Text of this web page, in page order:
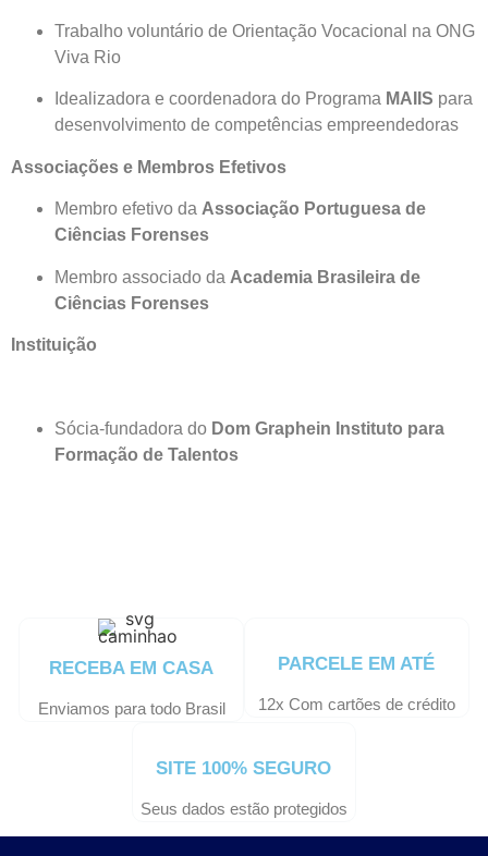
Trabalho voluntário de Orientação Vocacional na ONG
Viva Rio
Idealizadora e coordenadora do Programa MAIIS para
desenvolvimento de competências empreendedoras
Associações e Membros Efetivos
Membro efetivo da Associação Portuguesa de
Ciências Forenses
Membro associado da Academia Brasileira de
Ciências Forenses
Instituição
Sócia-fundadora do Dom Graphein Instituto para
Formação de Talentos
RECEBA EM CASA
Enviamos para todo Brasil
PARCELE EM ATÉ
12x Com cartões de crédito
SITE 100% SEGURO
Seus dados estão protegidos